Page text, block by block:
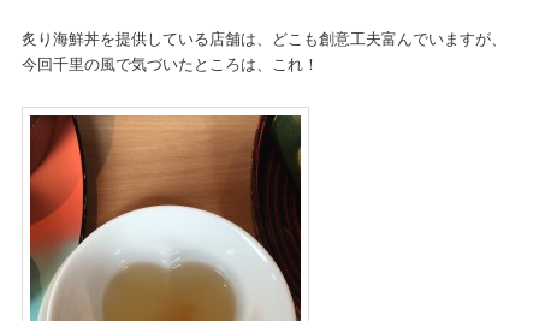
炙り海鮮丼を提供している店舗は、どこも創意工夫富んでいますが、
今回千里の風で気づいたところは、これ！